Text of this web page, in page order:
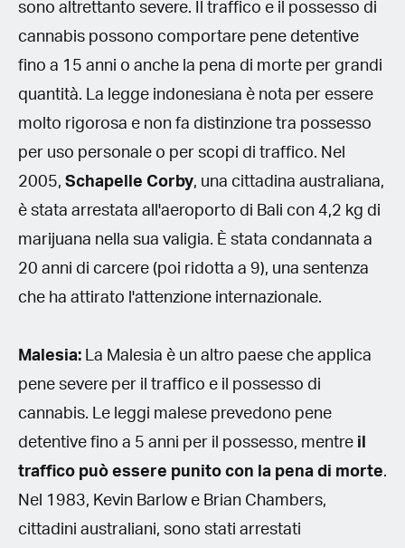
sono altrettanto severe. Il traffico e il possesso di
cannabis possono comportare pene detentive
fino a 15 anni o anche la pena di morte per grandi
quantità. La legge indonesiana è nota per essere
molto rigorosa e non fa distinzione tra possesso
per uso personale o per scopi di traffico. Nel
2005, Schapelle Corby, una cittadina australiana,
è stata arrestata all'aeroporto di Bali con 4,2 kg di
marijuana nella sua valigia. È stata condannata a
20 anni di carcere (poi ridotta a 9), una sentenza
che ha attirato l'attenzione internazionale.
Malesia: La Malesia è un altro paese che applica
pene severe per il traffico e il possesso di
cannabis. Le leggi malese prevedono pene
detentive fino a 5 anni per il possesso, mentre il
traffico può essere punito con la pena di morte.
Nel 1983, Kevin Barlow e Brian Chambers,
cittadini australiani, sono stati arrestati